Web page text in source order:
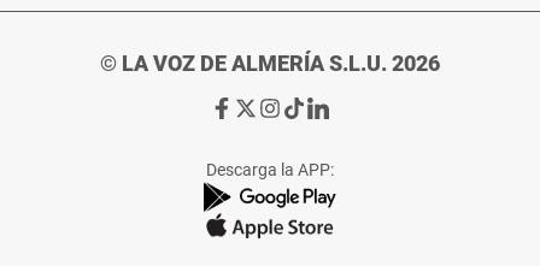
© LA VOZ DE ALMERÍA S.L.U. 2026
Ir
de
La
Voz
Ir
de
La
Voz
Ir
de
La
Voz
Ir
de
La
Voz
Ir
de
La
Voz
Descarga la APP: